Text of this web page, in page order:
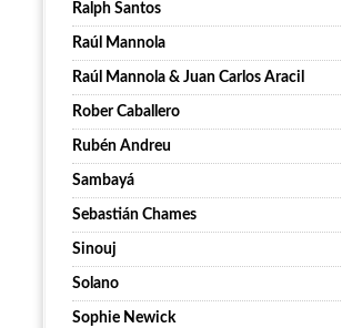
Ralph Santos
Raúl Mannola
Raúl Mannola & Juan Carlos Aracil
Rober Caballero
Rubén Andreu
Sambayá
Sebastián Chames
Sinouj
Solano
Sophie Newick